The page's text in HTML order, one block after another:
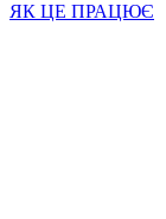
ЯК ЦЕ ПРАЦЮЄ